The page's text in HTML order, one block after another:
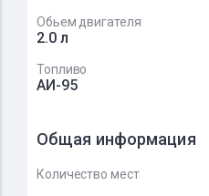
Обьем двигателя
2.0 л
Топливо
АИ-95
Общая информация
Количество мест